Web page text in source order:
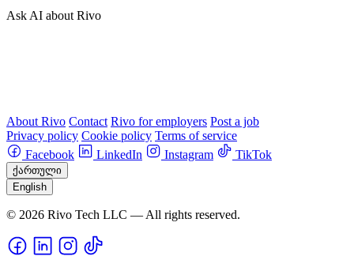
Ask AI about Rivo
About Rivo Contact Rivo for employers Post a job
Privacy policy Cookie policy Terms of service
Facebook
LinkedIn Instagram TikTok
ქართული
English
© 2026 Rivo Tech LLC — All rights reserved.